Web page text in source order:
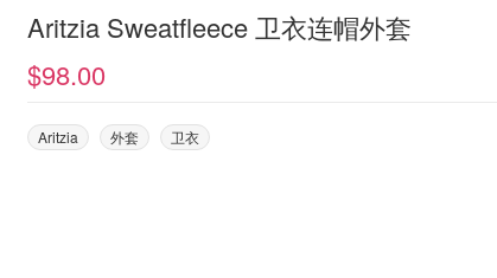
Aritzia Sweatfleece 卫衣连帽外套
$98.00
Aritzia 外套 卫衣